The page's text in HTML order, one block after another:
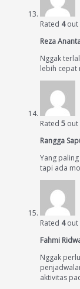
Rated 4out
Reza
Nggak
lebih cepat
Rated 5 out
Rangga
Yang
tapi ada
Rated 4out
Fahmi
Nggak
aktivitas